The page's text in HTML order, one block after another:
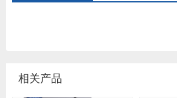
相关产品